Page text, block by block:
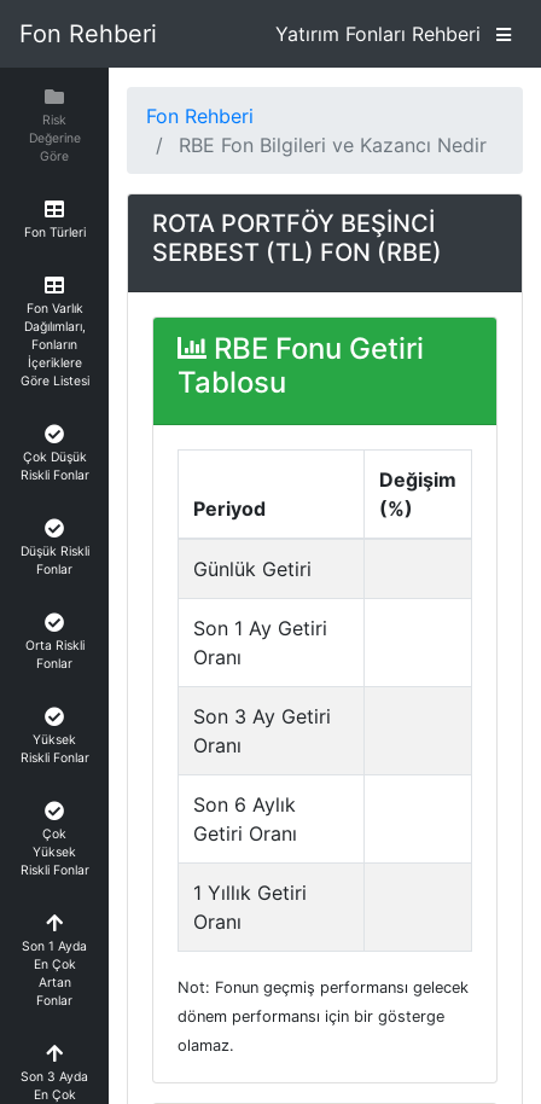
Fon Rehberi Yatırım Fonları Rehberi
Risk
Değerine
Göre
Fon Türleri
Fon Varlık
Dağılımları,
Fonların
İçeriklere
Göre Listesi
Çok Düşük
Riskli Fonlar
Düşük Riskli
Fonlar
Orta Riskli
Fonlar
Yüksek
Riskli Fonlar
Çok
Yüksek
Riskli Fonlar
Son 1 Ayda
En Çok
Artan
Fonlar
Son 3 Ayda
En Çok
Fon Rehberi
RBE Fon Bilgileri ve Kazancı Nedir
ROTA PORTFÖY BEŞİNCİ
SERBEST (TL) FON (RBE)
RBE Fonu Getiri
Tablosu
Periyod
Değişim
(%)
Günlük Getiri
Son 1 Ay Getiri
Oranı
Son 3 Ay Getiri
Oranı
Son 6 Aylık
Getiri Oranı
1 Yıllık Getiri
Oranı
Not: Fonun geçmiş performansı gelecek
dönem performansı için bir gösterge
olamaz.